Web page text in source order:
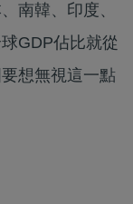
南韓、印度、
GDP佔比就從
想無視這一點